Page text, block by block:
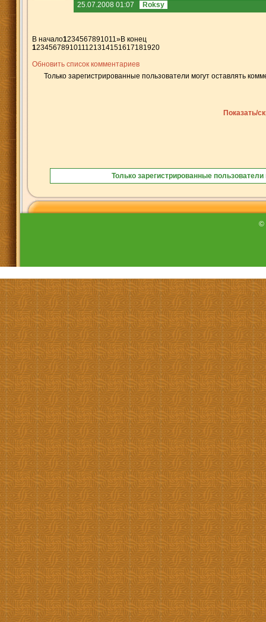
25.07.2008 01:07 Roksy
В начало1234567891011»В конец
1234567891011121314151617181920
Обновить список комментариев
Только зарегистрированные пользователи могут оставлять
Показать/
Только зарегистрированные
©